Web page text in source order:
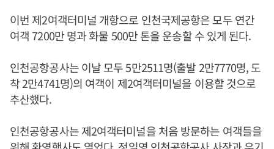
이번 제2여객터미널 개항으로 인천국제공항은 모두 연간
여객 7200만 명과 화물 500만 톤을 운송할 수 있게 된다.
인천공항공사는 이날 모두 5만2511명(출발 2만7770명, 도
착 2만4741명)의 여객이 제2여객터미널을 이용할 것으로
추산했다.
인천공항공사는 제2여객터미널을 처음 방문하는 여객들을